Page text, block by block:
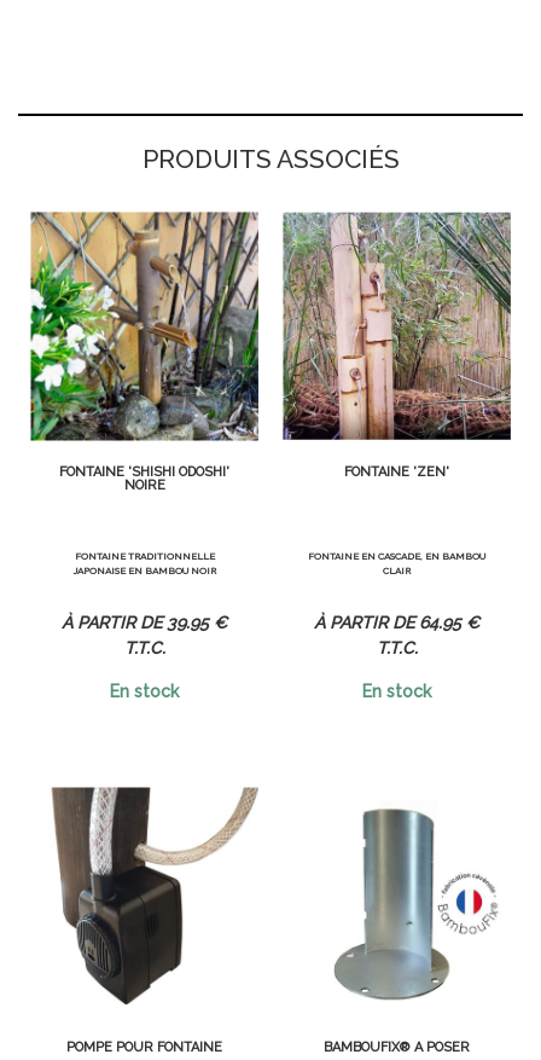
PRODUITS ASSOCIÉS
FONTAINE 'SHISHI ODOSHI'
NOIRE
FONTAINE TRADITIONNELLE
JAPONAISE EN BAMBOU NOIR
39.95 €
T.T.C.
En stock
FONTAINE 'ZEN'
FONTAINE EN CASCADE, EN BAMBOU
CLAIR
64.95 €
T.T.C.
En stock
POMPE POUR FONTAINE BAMBOUFIX® À POSER